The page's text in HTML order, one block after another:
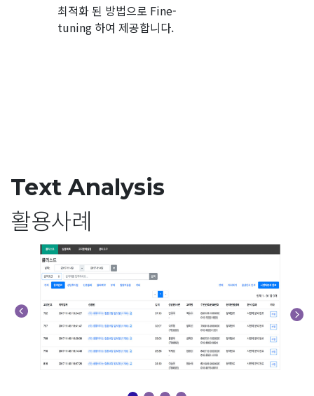
최적화 된 방법으로 Fine-
tuning 하여 제공합니다.
Text Analysis
활용사례